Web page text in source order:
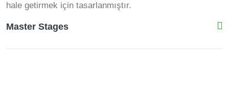
hale getirmek için tasarlanmıştır.
Master Stages